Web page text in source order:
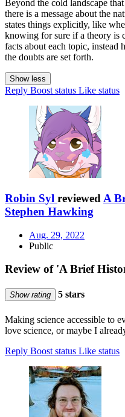
Beyond the cold landscape
there is a message about the
states things explicitly, like
knowing for sure if a theory is
facts about each topic, instead
the doubts are set forth.
Show less
Reply Boost status Like status
Robin Syl reviewed A
Stephen Hawking
Aug. 29, 2022
Public
Review of 'A Brief
Show rating 5 stars
Making science accessible to
love science, or maybe I
Reply Boost status Like status